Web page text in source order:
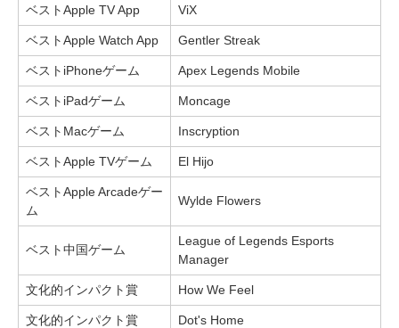
ベストApple TV App ViX
ベストApple Watch App Gentler Streak
ベストiPhoneゲーム Apex Legends Mobile
ベストiPadゲーム Moncage
ベストMacゲーム Inscryption
ベストApple TVゲーム El Hijo
ベストApple Arcadeゲー
ム
Wylde Flowers
ベスト中国ゲーム
League of Legends Esports
Manager
文化的インパクト賞 How We Feel
文化的インパクト賞 Dot's Home